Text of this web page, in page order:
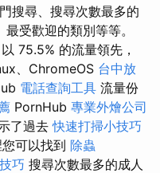
搜尋、搜尋次數最多的
受歡迎的類別等等。
75.5% 的流量領先，
、ChromeOS 台中放
電話查詢工具 流量份
PornHub 專業外燴公司
了過去快速打掃小技巧
可以找到 除蟲
巧 搜尋次數最多的成人